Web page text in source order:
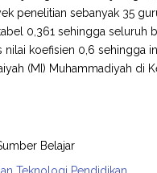
penelitian sebanyak 35
0,361 sehingga seluruh
koefisien 0,6 sehingga
(MI) Muhammadiyah di
Belajar